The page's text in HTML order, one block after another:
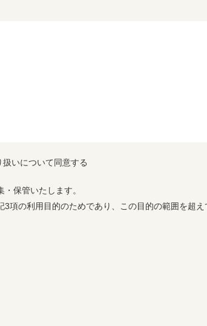
いについて同意する
保管いたします。
項の利用目的のためであり、この目的の範囲を超え